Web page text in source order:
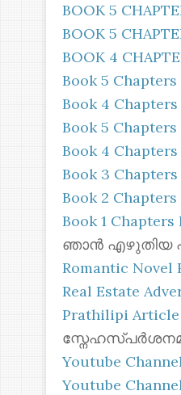
BOOK 5
BOOK 5
BOOK 4
Book 5
Book 4
Book 5 Chapters
Book 4 Chapters
Book 3 Chapters
Book 2 Chapters
Book 1 Chapters
ഞാൻ എഴുതിയ
Romantic Novel
Real Estate
Prathilipi Article
Youtube
Youtube